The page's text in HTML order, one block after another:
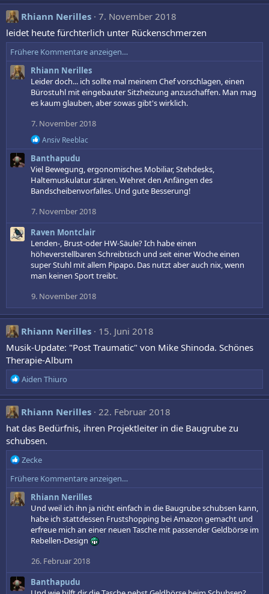
Rhiann Nerilles 7. November 2018
leidet heute fürchterlich unter Rückenschmerzen
Frühere Kommentare anzeigen…
Rhiann Nerilles
Leider doch... ich sollte mal meinem Chef vorschlagen, einen
Bürostuhl mit eingebauter Sitzheizung anzuschaffen. Man mag
es kaum glauben, aber sowas gibt's wirklich.
7. November 2018
R
e
a
k
t
o
e
n
:
Ansiv Reeblac
Banthapudu
Viel Bewegung, ergonomisches Mobiliar, Stehdesks,
Haltemuskulatur stären. Wehret den Anfängen des
Bandscheibenvorfalles. Und gute Besserung!
7. November 2018
Raven Montclair
Lenden-, Brust-oder HW-Säule? Ich habe einen
höheverstellbaren Schreibtisch und seit einer Woche einen
super Stuhl mit allem Pipapo. Das nutzt aber auch nix, wenn
man keinen Sport treibt.
9. November 2018
Rhiann Nerilles
15. Juni 2018
Musik-Update: "Post Traumatic" von Mike Shinoda. Schönes
Therapie-Album
R
e
a
k
i
o
n
e
n
:
Aiden Thiuro
Rhiann Nerilles 22. Februar 2018
hat das Bedürfnis, ihren Projektleiter in die Baugrube zu
schubsen.
R
e
a
k
t
Zecke
Frühere Kommentare anzeigen…
Rhiann Nerilles
Und weil ich ihn ja nicht einfach in die Baugrube schubsen kann,
habe ich stattdessen Frustshopping bei Amazon gemacht und
erfreue mich an einer neuen Tasche mit passender Geldbörse im
Rebellen-Design
26. Februar 2018
Banthapudu